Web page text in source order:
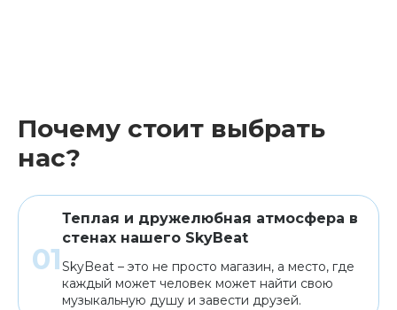
Почему стоит выбрать
нас?
Теплая и дружелюбная атмосфера в
стенах нашего SkyBeat
SkyBeat – это не просто магазин, а место, где
каждый может человек может найти свою
музыкальную душу и завести друзей.